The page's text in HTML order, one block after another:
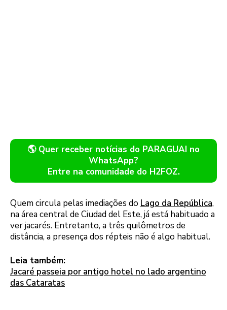
🌎 Quer receber notícias do PARAGUAI no
WhatsApp?
Entre na comunidade do H2FOZ.
Quem circula pelas imediações do Lago da República,
na área central de Ciudad del Este, já está habituado a
ver jacarés. Entretanto, a três quilômetros de
distância, a presença dos répteis não é algo habitual.
Leia também:
Jacaré passeia por antigo hotel no lado argentino
das Cataratas